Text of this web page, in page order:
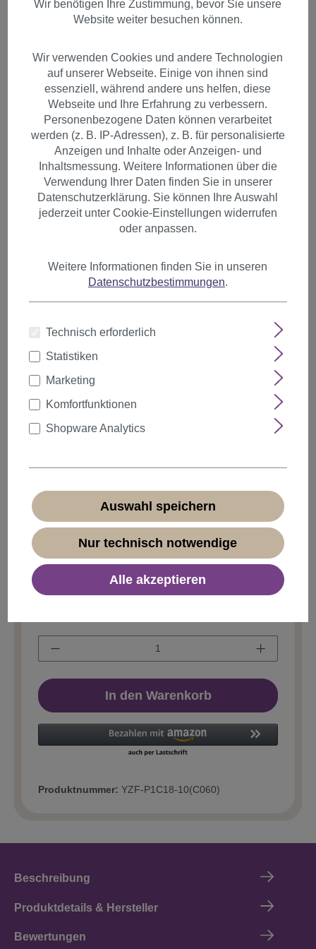
1 Clip-In Extension Strähne
wellig Braun Mittelbraun YZF-
P1C18-10
Farbeauswählen
ab5 5% 1,89 €*
ab20 20% 1,59 €*
1,99 €*
* Preise inkl. MwSt. zzgl.Versandkosten
Sofort verfügbar, Lieferzeit 1-3 Tage
In den Warenkorb
Produktnummer: YZF-P1C18-10(C060)
Beschreibung
Produktdetails & Hersteller
Bewertungen
Wir benötigen Ihre Zustimmung, bevor Sie unsere
Website weiter besuchen können.
Wir verwenden Cookies und andere Technologien
auf unserer Webseite. Einige von ihnen sind
essenziell, während andere uns helfen, diese
Webseite und Ihre Erfahrung zu verbessern.
Personenbezogene Daten können verarbeitet
werden (z. B. IP-Adressen), z. B. für personalisierte
Anzeigen und Inhalte oder Anzeigen- und
Inhaltsmessung. Weitere Informationen über die
Verwendung Ihrer Daten finden Sie in unserer
Datenschutzerklärung. Sie können Ihre Auswahl
jederzeit unter Cookie-Einstellungen widerrufen
oder anpassen.
Weitere Informationen finden Sie in unseren
Datenschutzbestimmungen.
Technisch erforderlich
Statistiken
Marketing
Komfortfunktionen
Shopware Analytics
Auswahl speichern
Nur technisch notwendige
Alle akzeptieren